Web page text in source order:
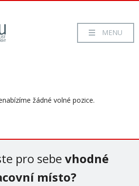
MENU
KARIÉRNÍ RADY
KONTAKT
žádné volné pozice.
pro sebe vhodné
místo?